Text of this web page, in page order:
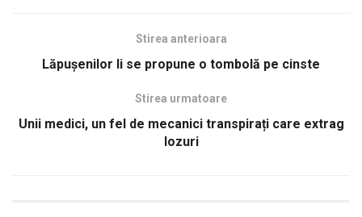
Stirea anterioara
Lăpușenilor li se propune o tombolă pe cinste
Stirea urmatoare
Unii medici, un fel de mecanici transpirați care extrag
lozuri